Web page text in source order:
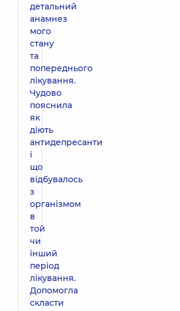
детальний
анамнез
мого
стану
та
попереднього
лікування.
Чудово
пояснила
як
діють
антидепресанти
і
що
відбувалось
з
організмом
в
той
чи
інший
період
лікування.
Допомогла
скласти